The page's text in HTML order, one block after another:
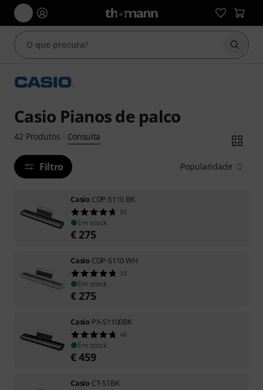
Iniciar
Casio Pianos de palco
42 Produtos · Consulta
Filtro Popularidade
Casio CDP-S110 BK
92
Em stock
€ 275
Casio CDP-S110 WH
32
Em stock
€ 275
Casio PX-S1100BK
46
Em stock
€459
Casio CT-S1BK